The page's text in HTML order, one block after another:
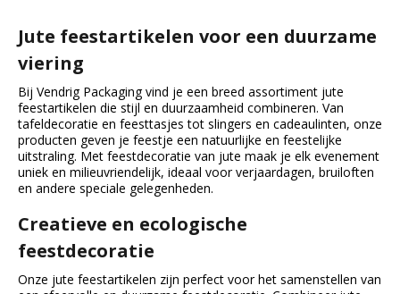
Jute feestartikelen voor een duurzame
viering
Bij Vendrig Packaging vind je een breed assortiment jute
feestartikelen die stijl en duurzaamheid combineren. Van
tafeldecoratie en feesttasjes tot slingers en cadeaulinten, onze
producten geven je feestje een natuurlijke en feestelijke
uitstraling. Met feestdecoratie van jute maak je elk evenement
uniek en milieuvriendelijk, ideaal voor verjaardagen, bruiloften
en andere speciale gelegenheden.
Creatieve en ecologische
feestdecoratie
Onze jute feestartikelen zijn perfect voor het samenstellen van